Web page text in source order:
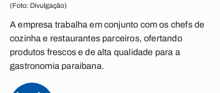
(Foto: Divulgação)
A empresa trabalha em conjunto com os chefs de
cozinha e restaurantes parceiros, ofertando
produtos frescos e de alta qualidade para a
gastronomia paraibana.